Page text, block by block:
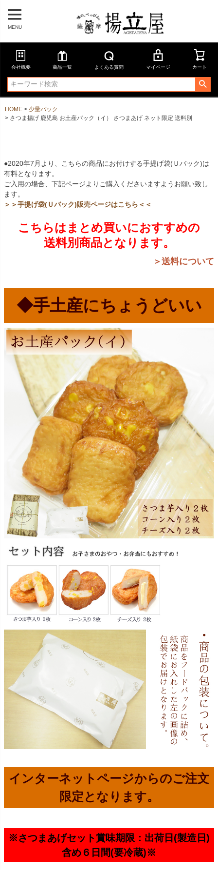
MENU
会社概要 商品一覧 よくある質問 マイページ カート
HOME
少量パック
さつま揚げ 鹿児島 お土産パック（イ） さつまあげ ネット限定 送料別
●2020年7月より、こちらの商品にお付けする手提げ袋(Ｕバック)は
有料となります。
ご入用の場合、下記ページよりご購入くださいますようお願い致し
ます。
＞＞手提げ袋(Ｕバック)販売ページはこちら＜＜
こちらはまとめ買いにおすすめの
送料別商品となります。
＞送料について
◆手土産にちょうどいい
インターネットページからのご注文
限定となります。
※さつまあげセット賞味期限：出荷日(製造日)
含め６日間(要冷蔵)※